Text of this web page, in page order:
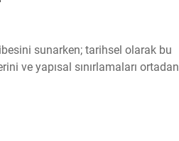
sunarken; tarihsel olarak bu
ve yapısal sınırlamaları ortadan